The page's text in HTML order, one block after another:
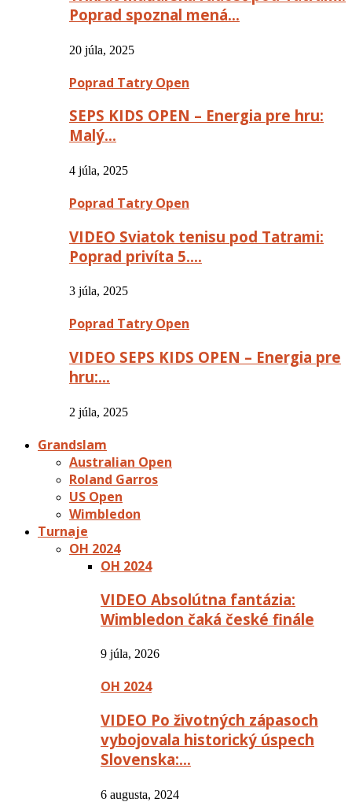
Poprad spoznal mená…
20 júla, 2025
Poprad Tatry Open
SEPS KIDS OPEN – Energia pre hru:
Malý…
4 júla, 2025
Poprad Tatry Open
VIDEO Sviatok tenisu pod Tatrami:
Poprad privíta 5….
3 júla, 2025
Poprad Tatry Open
VIDEO SEPS KIDS OPEN – Energia pre
hru:…
2 júla, 2025
Grandslam
Australian Open
Roland Garros
US Open
Wimbledon
Turnaje
OH 2024
OH 2024
VIDEO Absolútna fantázia:
Wimbledon čaká české finále
9 júla, 2026
OH 2024
VIDEO Po životných zápasoch
vybojovala historický úspech
Slovenska:…
6 augusta, 2024